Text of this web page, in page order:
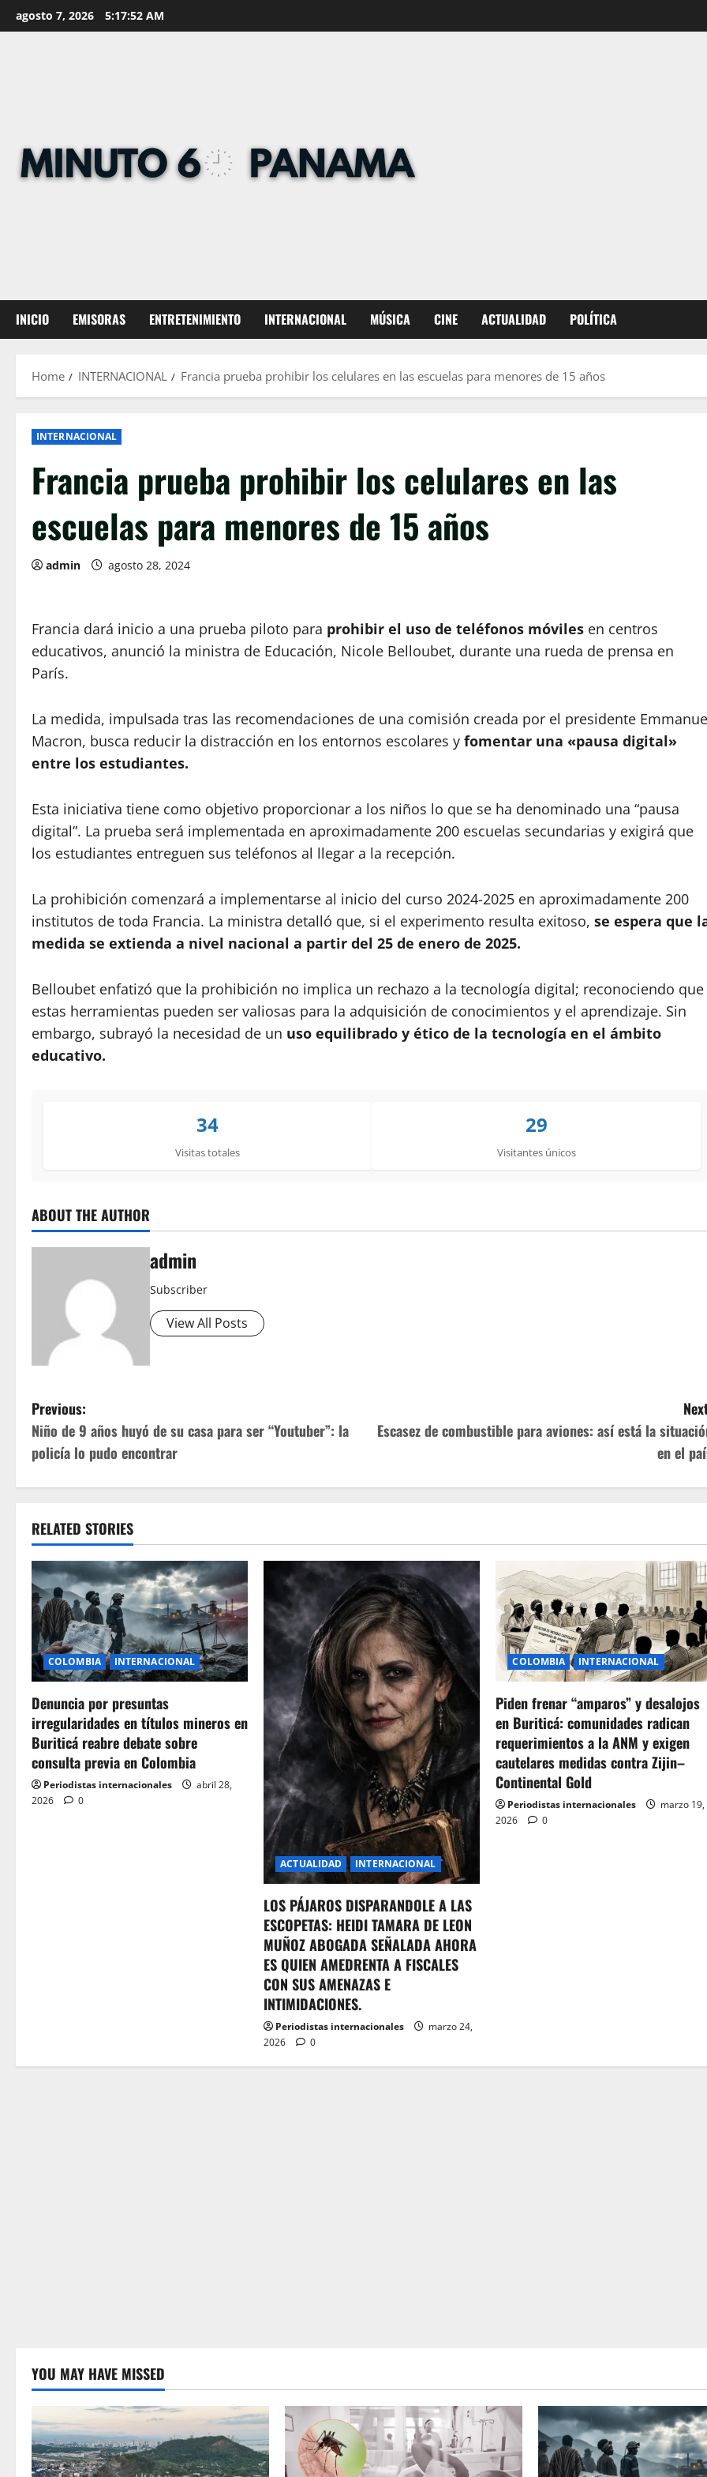
to
agosto 7, 2026 5:17:53 AM
INICIO EMISORAS ENTRETENIMIENTO INTERNACIONAL MÚSICA CINE ACTUALIDAD POLÍTICA
Home INTERNACIONAL Francia prueba prohibir los celulares en las escuelas para menores de 15 años
INTERNACIONAL
Francia prueba prohibir los celulares en las
escuelas para menores de 15 años
admin agosto 28, 2024
Francia dará inicio a una prueba piloto para prohibir el uso de teléfonos móviles en centros
educativos, anunció la ministra de Educación, Nicole Belloubet, durante una rueda de prensa en
París.
La medida, impulsada tras las recomendaciones de una comisión creada por el presidente
Macron, busca reducir la distracción en los entornos escolares y fomentar una «pausa digital»
entre los estudiantes.
Esta iniciativa tiene como objetivo proporcionar a los niños lo que se ha denominado una “pausa
digital”. La prueba será implementada en aproximadamente 200 escuelas secundarias y exigirá que
los estudiantes entreguen sus teléfonos al llegar a la recepción.
La prohibición comenzará a implementarse al inicio del curso 2024-2025 en aproximadamente 200
institutos de toda Francia. La ministra detalló que, si el experimento resulta exitoso, se espera que
medida se extienda a nivel nacional a partir del 25 de enero de 2025.
Belloubet enfatizó que la prohibición no implica un rechazo a la tecnología digital; reconociendo que
estas herramientas pueden ser valiosas para la adquisición de conocimientos y el aprendizaje. Sin
embargo, subrayó la necesidad de un uso equilibrado y ético de la tecnología en el ámbito
educativo.
34
Visitas totales
29
Visitantes únicos
ABOUT THE AUTHOR
admin
Subscriber
View All Posts
P
o
s
n
a
v
i
g
a
t
i
o
Previous:
Niño de 9 años huyó de su casa para ser “Youtuber”: la
policía lo pudo encontrar
Escasez de combustible para aviones: así está la
en el
RELATED STORIES
COLOMBIA INTERNACIONAL
Denuncia por presuntas
irregularidades en títulos mineros en
Buriticá reabre debate sobre
consulta previa en Colombia
Periodistas internacionales
abril 28,
2026
0
ACTUALIDAD INTERNACIONAL
LOS PÁJAROS DISPARANDOLE A LAS
ESCOPETAS: HEIDI TAMARA DE LEON
MUÑOZ ABOGADA SEÑALADA AHORA
ES QUIEN AMEDRENTA A FISCALES
CON SUS AMENAZAS E
INTIMIDACIONES.
Periodistas internacionales
marzo 24,
2026
0
COLOMBIA INTERNACIONAL
Piden frenar “amparos” y desalojos
en Buriticá: comunidades radican
requerimientos a la ANM y exigen
cautelares medidas contra Zijin–
Continental Gold
Periodistas internacionales
marzo 19,
2026
0
YOU MAY HAVE MISSED